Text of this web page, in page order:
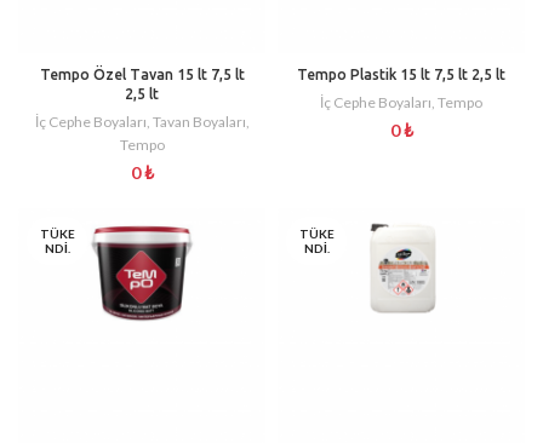
Tempo Özel Tavan 15 lt 7,5 lt
2,5 lt
İç Cephe Boyaları, Tavan Boyaları,
Tempo
0₺
Tempo Plastik 15 lt 7,5 lt 2,5 lt
İç Cephe Boyaları, Tempo
0₺
TÜKE
NDI.
TÜKE
NDI.